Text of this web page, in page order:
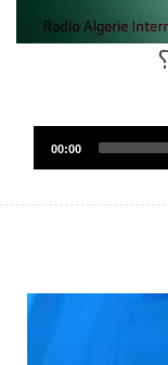
00:00